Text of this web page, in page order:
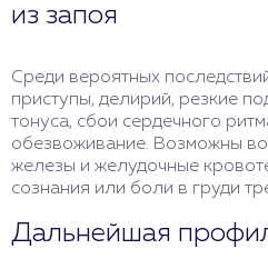
из запоя
Среди вероятных
приступы, делирий, резкие
тонуса, сбои сердечного
обезвоживание. Возможны
железы и желудочные
сознания или боли в груди
Дальнейшая